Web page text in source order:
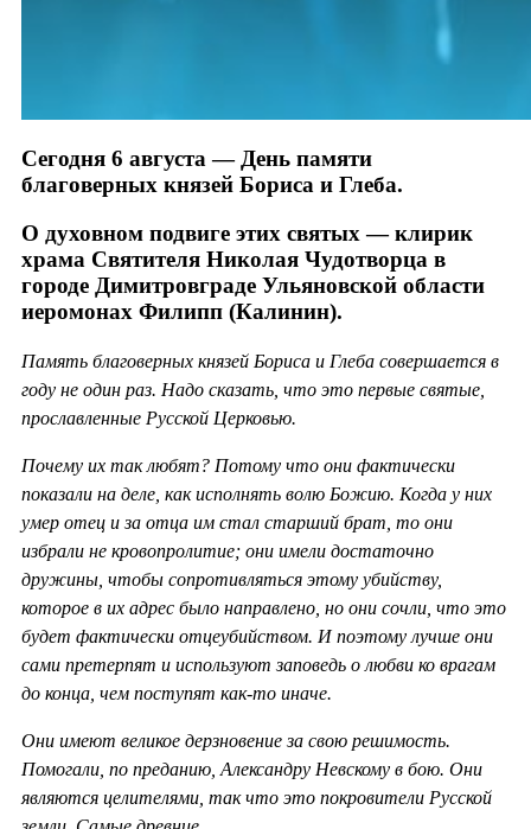
Сегодня 6 августа — День памяти
благоверных князей Бориса и Глеба.
О духовном подвиге этих святых — клирик
храма Святителя Николая Чудотворца в
городе Димитровграде Ульяновской области
иеромонах Филипп (Калинин).
Память благоверных князей Бориса и Глеба совершается в
году не один раз. Надо сказать, что это первые святые,
прославленные Русской Церковью.
Почему их так любят? Потому что они фактически
показали на деле, как исполнять волю Божию. Когда у них
умер отец и за отца им стал старший брат, то они
избрали не кровопролитие; они имели достаточно
дружины, чтобы сопротивляться этому убийству,
которое в их адрес было направлено, но они сочли, что это
будет фактически отцеубийством. И поэтому лучше они
сами претерпят и используют заповедь о любви ко врагам
до конца, чем поступят как-то иначе.
Они имеют великое дерзновение за свою решимость.
Помогали, по преданию, Александру Невскому в бою. Они
являются целителями, так что это покровители Русской